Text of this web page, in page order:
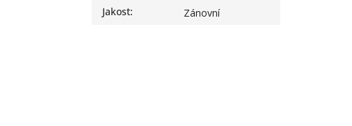
Jakost: Zánovní